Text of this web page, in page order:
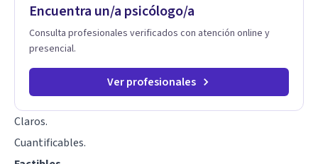
Encuentra un/a psicólogo/a
Consulta profesionales verificados con atención online y
presencial.
Ver profesionales
Claros.
Cuantificables.